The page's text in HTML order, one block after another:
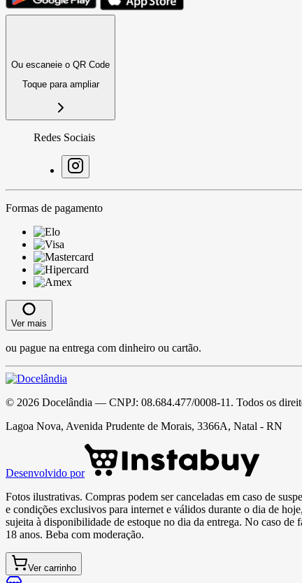
Ou escaneie o QR Code
Toque para ampliar
Redes Sociais
Formas de pagamento
Ver mais
ou pague na entrega com dinheiro ou cartão.
© 2026 Docelândia — CNPJ: 08.684.477/0008-11 . Todos os
Lagoa Nova, Avenida Prudente de Morais, 3366A, Natal - RN
Desenvolvido por
Fotos ilustrativas. Compras podem ser canceladas em caso de
e condições exclusivos para internet e válidos durante o dia de
sujeita à disponibilidade de estoque no dia da entrega. No caso de
18 anos. Beba com moderação.
Ver carrinho